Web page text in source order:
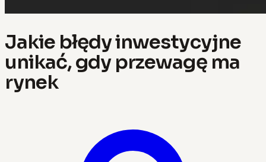
Jakie błędy inwestycyjne
unikać, gdy przewagę ma
rynek